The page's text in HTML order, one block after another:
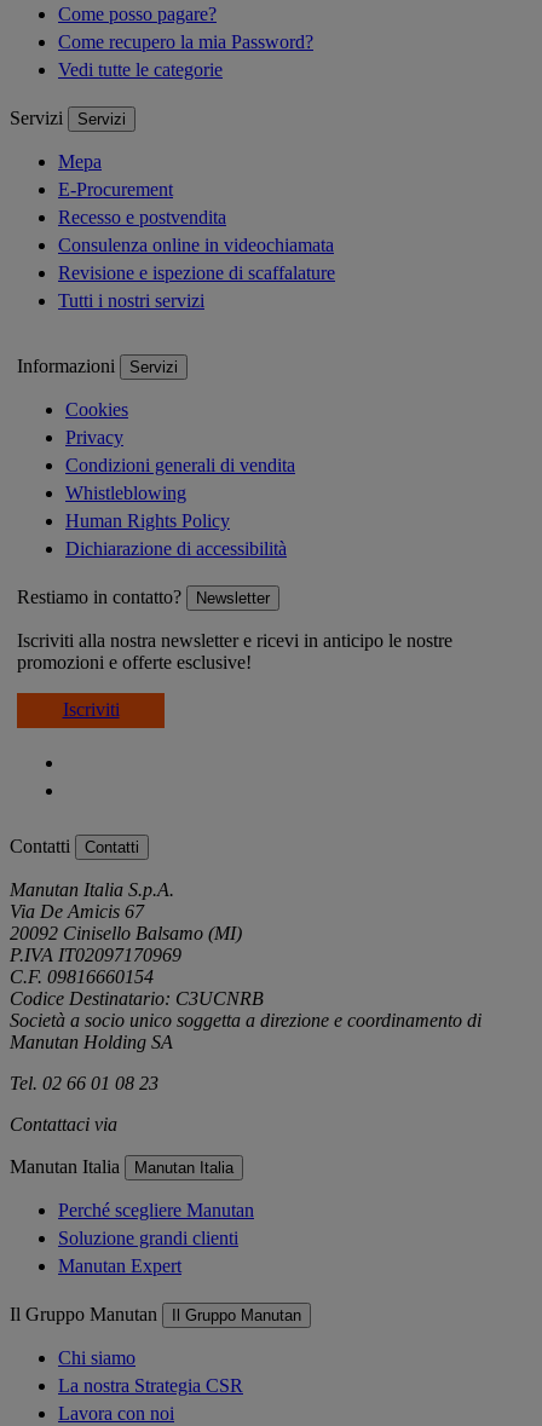
Come posso pagare?
Come recupero la mia Password?
Vedi tutte le categorie
Servizi Servizi
Mepa
E-Procurement
Recesso e postvendita
Consulenza online in videochiamata
Revisione e ispezione di scaffalature
Tutti i nostri servizi
Informazioni Servizi
Cookies
Privacy
Condizioni generali di vendita
Whistleblowing
Human Rights Policy
Dichiarazione di accessibilità
Restiamo in contatto? Newsletter
Iscriviti alla nostra newsletter e ricevi in anticipo le nostre
promozioni e offerte esclusive!
Iscriviti
Contatti Contatti
Manutan Italia S.p.A.
Via De Amicis 67
20092 Cinisello Balsamo (MI)
P.IVA IT02097170969
C.F. 09816660154
Codice Destinatario: C3UCNRB
Società a socio unico soggetta a direzione e coordinamento di
Manutan Holding SA
Tel. 02 66 01 08 23
Contattaci via
Manutan Italia Manutan Italia
Perché scegliere Manutan
Soluzione grandi clienti
Manutan Expert
Il Gruppo Manutan Il Gruppo Manutan
Chi siamo
La nostra Strategia CSR
Lavora con noi